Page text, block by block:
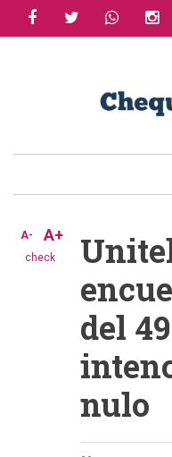
facebooktwitter
check
A- A+
del
nulo